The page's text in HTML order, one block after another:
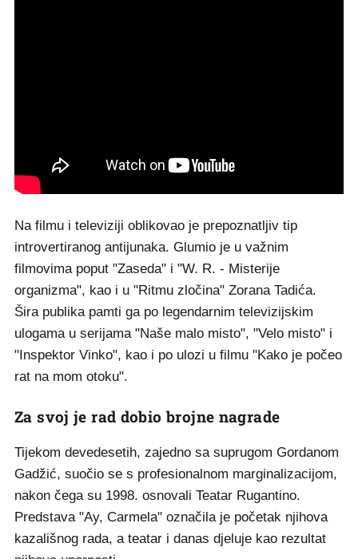
Na filmu i televiziji oblikovao je prepoznatljiv tip
introvertiranog antijunaka. Glumio je u važnim
filmovima poput "Zaseda" i "W. R. - Misterije
organizma", kao i u "Ritmu zločina" Zorana Tadića.
Šira publika pamti ga po legendarnim televizijskim
ulogama u serijama "Naše malo misto", "Velo misto" i
"Inspektor Vinko", kao i po ulozi u filmu "Kako je počeo
rat na mom otoku".
Za svoj je rad dobio brojne nagrade
Tijekom devedesetih, zajedno sa suprugom Gordanom
Gadžić, suočio se s profesionalnom marginalizacijom,
nakon čega su 1998. osnovali Teatar Rugantino.
Predstava "Ay, Carmela" označila je početak njihova
kazališnog rada, a teatar i danas djeluje kao rezultat